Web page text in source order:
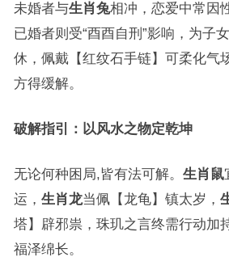
未婚者与生肖兔相冲，恋爱中常因
已婚者则受“酉酉自刑”影响，为子
休，佩戴【红纹石手链】可柔化气
方得缓解。
破解指引：以风水之物定乾坤
无论何种困局,皆有法可解。 生肖鼠
运， 生肖龙当佩【龙龟】镇太岁，
塔】辟邪祟，珠玑之言终需行动加
福泽绵长。